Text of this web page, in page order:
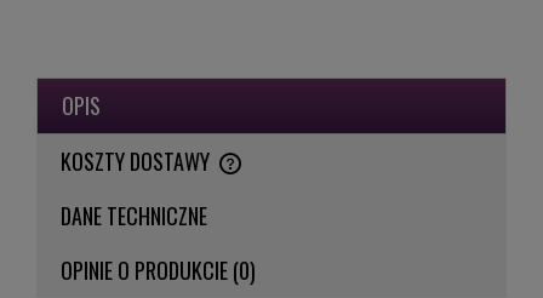
OPIS
KOSZTY DOSTAWY
CENA NIE ZAWIERA EWENTUALNYCH KOSZTÓW PŁATNOŚCI
DANE TECHNICZNE
OPINIE O PRODUKCIE (0)